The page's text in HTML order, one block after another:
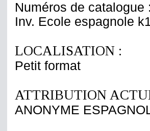
Numéros de catalogue
Inv. Ecole espagnole
LOCALISATION :
Petit format
ATTRIBUTION
ANONYME